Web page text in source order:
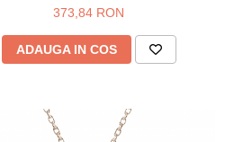
373,84 RON
ADAUGA IN COS